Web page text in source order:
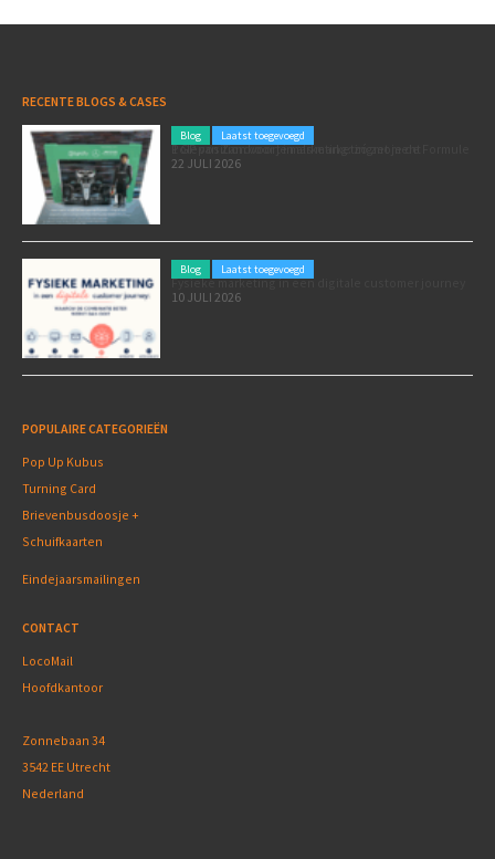
RECENTE BLOGS & CASES
Blog Laatst toegevoegd
Poleposition voor je marketing: zó zet je de Formule 1 GP van Zandvoort in als marketingmoment
22 JULI 2026
Blog Laatst toegevoegd
Fysieke marketing in een digitale customer journey
10 JULI 2026
POPULAIRE CATEGORIEËN
Pop Up Kubus
Turning Card
Brievenbusdoosje +
Schuifkaarten
Eindejaarsmailingen
CONTACT
LocoMail
Hoofdkantoor
Zonnebaan 34
3542 EE Utrecht
Nederland